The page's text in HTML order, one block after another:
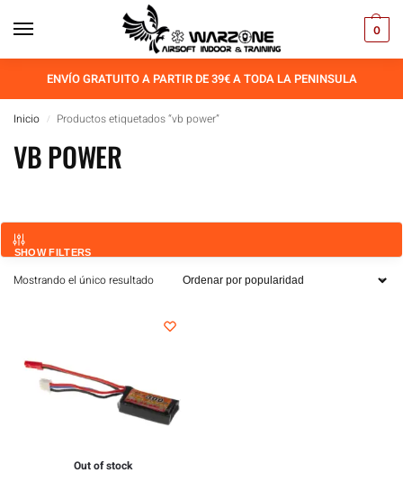
0
ENVÍO GRATUITO A PARTIR DE 39€ A TODA LA PENINSULA
Inicio / Productos etiquetados “vb power”
VB POWER
SHOW FILTERS
Mostrando el único resultado
Out of stock